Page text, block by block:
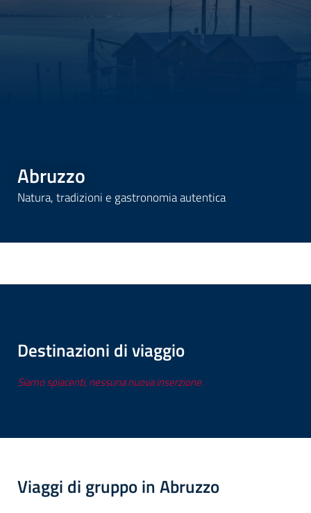
Abruzzo
Natura, tradizioni e gastronomia autentica
Destinazioni di viaggio
Siamo spiacenti, nessuna nuova inserzione.
Viaggi di gruppo in Abruzzo